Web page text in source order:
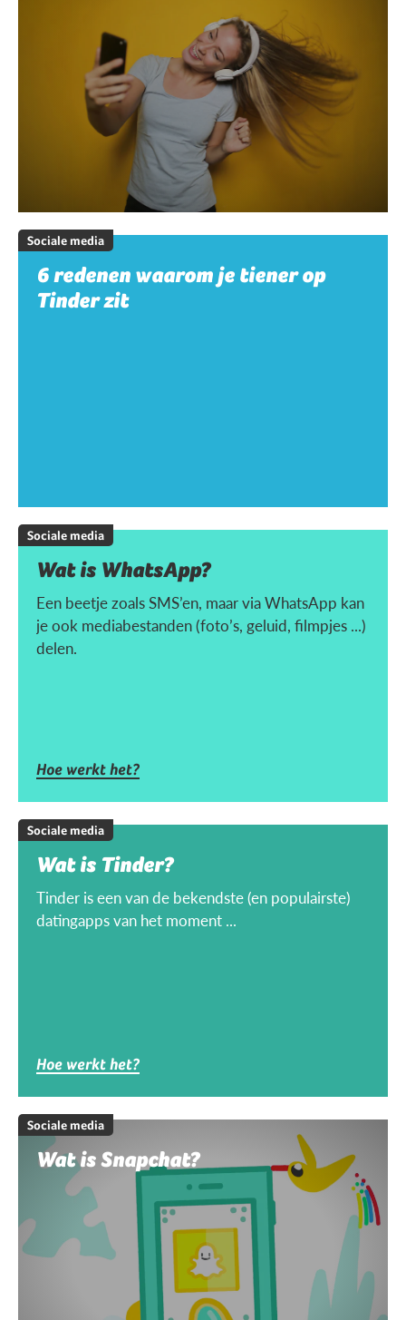
Sociale media
6 redenen waarom je tiener op
Tinder zit
Sociale media
Wat is WhatsApp?
Een beetje zoals SMS’en, maar via WhatsApp kan
je ook mediabestanden (foto’s, geluid, filmpjes ...)
delen.
Hoe werkt het?
Sociale media
Wat is Tinder?
Tinder is een van de bekendste (en populairste)
datingapps van het moment ...
Hoe werkt het?
Sociale media
Wat is Snapchat?